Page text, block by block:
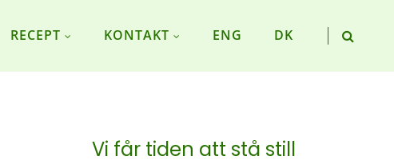
RECEPT KONTAKT ENG DK
Vi får tiden att stå still